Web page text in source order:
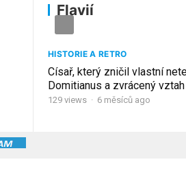
Flavií
HISTORIE A RETRO
Císař, který zničil vlastní
Domitianus a zvrácený
Flavií
129 views · 6 měsíců ago